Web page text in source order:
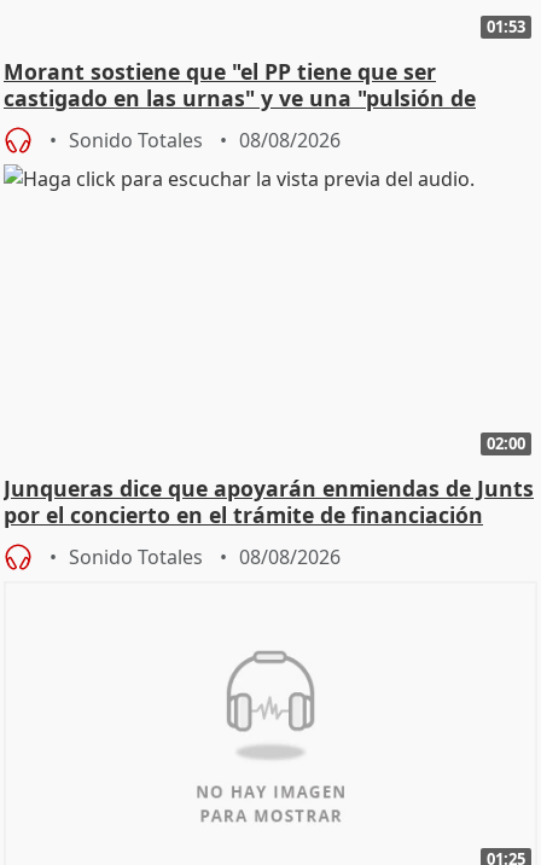
01:53
Morant sostiene que "el PP tiene que ser
castigado en las urnas" y ve una "pulsión de
cambio"
Sonido Totales 08/08/2026
02:00
Junqueras dice que apoyarán enmiendas de Junts
por el concierto en el trámite de financiación
Sonido Totales 08/08/2026
01:25